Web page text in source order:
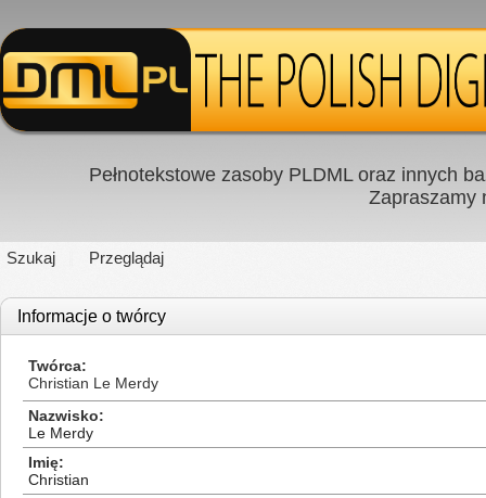
Pełnotekstowe zasoby PLDML oraz innych
Zapraszamy
Szukaj Przeglądaj
Informacje o twórcy
Twórca
Christian Le Merdy
Nazwisko
Le Merdy
Imię
Christian